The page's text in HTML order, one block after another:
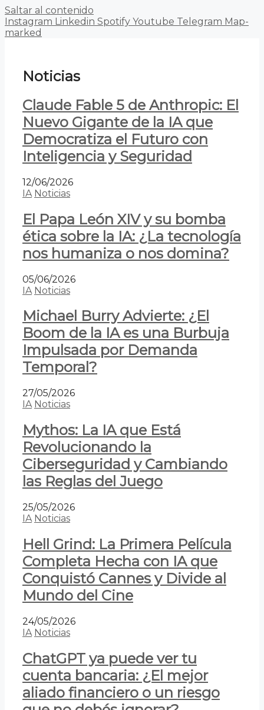
Saltar al contenido
Instagram Linkedin Spotify Youtube Telegram Map-
marked
Noticias
Claude Fable 5 de Anthropic: El
Nuevo Gigante de la IA que
Democratiza el Futuro con
Inteligencia y Seguridad
12/06/2026
IA Noticias
El Papa León XIV y su bomba
ética sobre la IA: ¿La tecnología
nos humaniza o nos domina?
05/06/2026
IA Noticias
Michael Burry Advierte: ¿El
Boom de la IA es una Burbuja
Impulsada por Demanda
Temporal?
27/05/2026
IA Noticias
Mythos: La IA que Está
Revolucionando la
Ciberseguridad y Cambiando
las Reglas del Juego
25/05/2026
IA Noticias
Hell Grind: La Primera Película
Completa Hecha con IA que
Conquistó Cannes y Divide al
Mundo del Cine
24/05/2026
IA Noticias
ChatGPT ya puede ver tu
cuenta bancaria: ¿El mejor
aliado financiero o un riesgo